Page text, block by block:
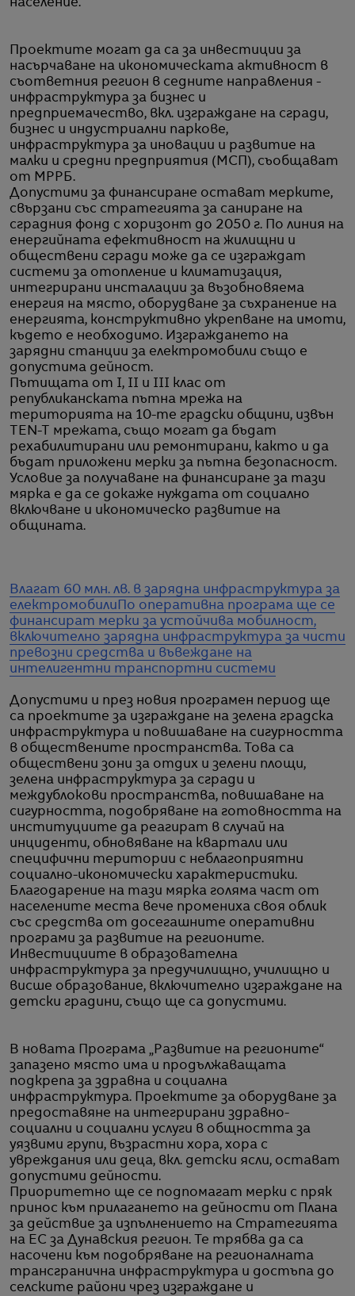
население.
Проектите могат да са за инвестиции за
насърчаване на икономическата активност в
съответния регион в седните направления -
инфраструктура за бизнес и
предприемачество, вкл. изграждане на сгради,
бизнес и индустриални паркове,
инфраструктура за иновации и развитие на
малки и средни предприятия (МСП), съобщават
от МРРБ.
Допустими за финансиране остават мерките,
свързани със стратегията за саниране на
сградния фонд с хоризонт до 2050 г. По линия на
енергийната ефективност на жилищни и
обществени сгради може да се изграждат
системи за отопление и климатизация,
интегрирани инсталации за възобновяема
енергия на място, оборудване за съхранение на
енергията, конструктивно укрепване на имоти,
където е необходимо. Изграждането на
зарядни станции за електромобили също е
допустима дейност.
Пътищата от I, II и III клас от
републиканската пътна мрежа на
територията на 10-те градски общини, извън
TEN-T мрежата, също могат да бъдат
рехабилитирани или ремонтирани, както и да
бъдат приложени мерки за пътна безопасност.
Условие за получаване на финансиране за тази
мярка е да се докаже нуждата от социално
включване и икономическо развитие на
общината.
Влагат 60 млн. лв. в зарядна инфраструктура за
електромобили По оперативна програма ще се
финансират мерки за устойчива мобилност,
включително зарядна инфраструктура за чисти
превозни средства и въвеждане на
интелигентни транспортни системи
Допустими и през новия програмен период ще
са проектите за изграждане на зелена градска
инфраструктура и повишаване на сигурността
в обществените пространства. Това са
обществени зони за отдих и зелени площи,
зелена инфраструктура за сгради и
междублокови пространства, повишаване на
сигурността, подобряване на готовността на
институциите да реагират в случай на
инциденти, обновяване на квартали или
специфични територии с неблагоприятни
социално-икономически характеристики.
Благодарение на тази мярка голяма част от
населените места вече промениха своя облик
със средства от досегашните оперативни
програми за развитие на регионите.
Инвестициите в образователна
инфраструктура за предучилищно, училищно и
висше образование, включително изграждане на
детски градини, също ще са допустими.
В новата Програма „Развитие на регионите“
запазено място има и продължаващата
подкрепа за здравна и социална
инфраструктура. Проектите за оборудване за
предоставяне на интегрирани здравно-
социални и социални услуги в общността за
уязвими групи, възрастни хора, хора с
увреждания или деца, вкл. детски ясли, остават
допустими дейности.
Приоритетно ще се подпомагат мерки с пряк
принос към прилагането на дейности от Плана
за действие за изпълнението на Стратегията
на ЕС за Дунавския регион. Те трябва да са
насочени към подобряване на регионалната
трансгранична инфраструктура и достъпа до
селските райони чрез изграждане и